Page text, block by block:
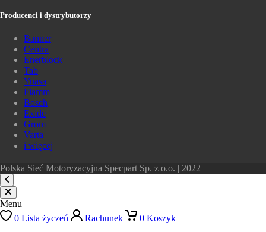
Producenci i dystrybutorzy
Banner
Centra
Enerblock
Tab
Yuasa
Fiamm
Bosch
Exide
Grom
Varta
i więcej
Polska Sieć Motoryzacyjna Specpart Sp. z o.o. | 2022
Menu
0 Lista życzeń Rachunek 0 Koszyk